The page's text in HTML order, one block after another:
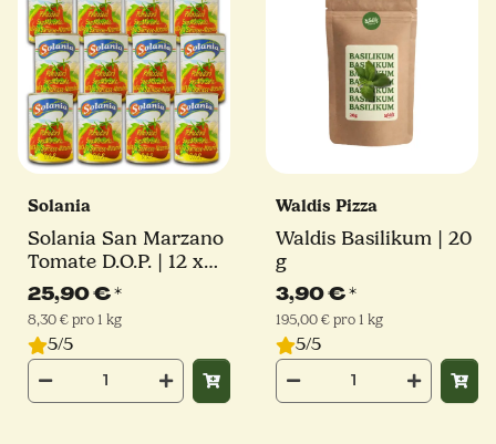
Solania
Solania San Marzano
Tomate D.O.P. | 12 x
400 g
25,90 €*
8,30 € pro 1 kg
5/5
Waldis Pizza
Waldis Basilikum | 20
g
3,90 €*
195,00 € pro 1 kg
5/5